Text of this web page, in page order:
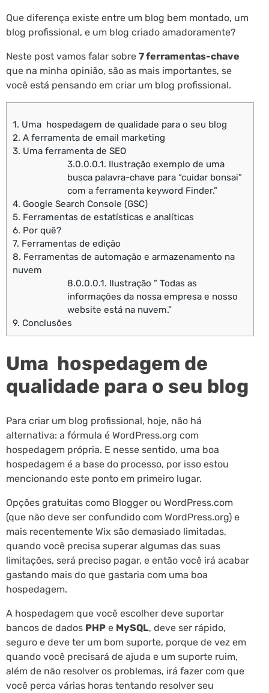
Que diferença existe entre um blog bem montado, um
blog profissional, e um blog criado amadoramente?
Neste post vamos falar sobre 7 ferramentas-chave
que na minha opinião, são as mais importantes, se
você está pensando em criar um blog profissional.
1. Uma hospedagem de qualidade para o seu blog
2. A ferramenta de email marketing
3. Uma ferramenta de SEO
3.0.0.0.1. Ilustração exemplo de uma
busca palavra-chave para “cuidar bonsai”
com a ferramenta keyword Finder.”
4. Google Search Console (GSC)
5. Ferramentas de estatísticas e analíticas
6. Por quê?
7. Ferramentas de edição
8. Ferramentas de automação e armazenamento na
nuvem
8.0.0.0.1. Ilustração ” Todas as
informações da nossa empresa e nosso
website está na nuvem.”
9. Conclusões
Uma hospedagem de
qualidade para o seu blog
Para criar um blog profissional, hoje, não há
alternativa: a fórmula é WordPress.org com
hospedagem própria. E nesse sentido, uma boa
hospedagem é a base do processo, por isso estou
mencionando este ponto em primeiro lugar.
Opções gratuitas como Blogger ou WordPress.com
(que não deve ser confundido com WordPress.org) e
mais recentemente Wix são demasiado limitadas,
quando você precisa superar algumas das suas
limitações, será preciso pagar, e então você irá acabar
gastando mais do que gastaria com uma boa
hospedagem.
A hospedagem que você escolher deve suportar
bancos de dados PHP e MySQL, deve ser rápido,
seguro e deve ter um bom suporte, porque de vez em
quando você precisará de ajuda e um suporte ruim,
além de não resolver os problemas, irá fazer com que
você perca várias horas tentando resolver seu